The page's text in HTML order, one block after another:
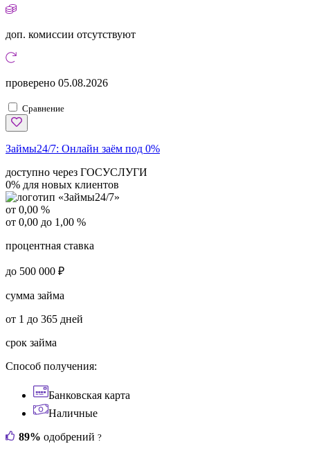
доп. комиссии отсутствуют
проверено 05.08.2026
Сравнение
Займы24/7: Онлайн заём под 0%
доступно через ГОСУСЛУГИ
0% для новых клиентов
от 0,00 %
от 0,00 до 1,00 %
процентная ставка
до 500 000 ₽
сумма займа
от 1 до 365 дней
срок займа
Способ получения:
Банковская карта
Наличные
89% одобрений ?